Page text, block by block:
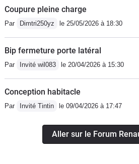
Coupure pleine charge
Par Dimtri250yz le 25/05/2026 à 18:30
Bip fermeture porte latéral
Par Invité wil083 le 20/04/2026 à 15:30
Conception habitacle
Par Invité Tintin le 09/04/2026 à 17:47
Aller sur le Forum